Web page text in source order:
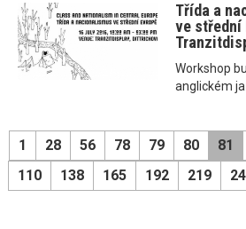
Třída a
ve střední
Workshop
anglickém
1 28 56 78 79 80 81
110
138 165 192 219